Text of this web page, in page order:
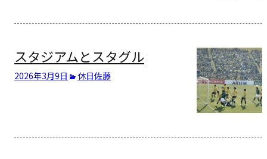
スタジアムとスタグル
2026年3月9日 休日佐藤